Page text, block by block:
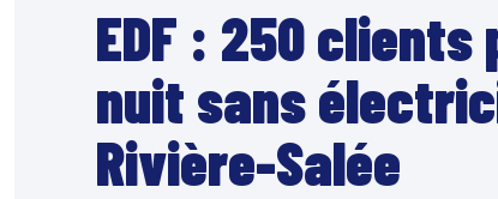
EDF : 250
nuit sans
Rivière-Salée